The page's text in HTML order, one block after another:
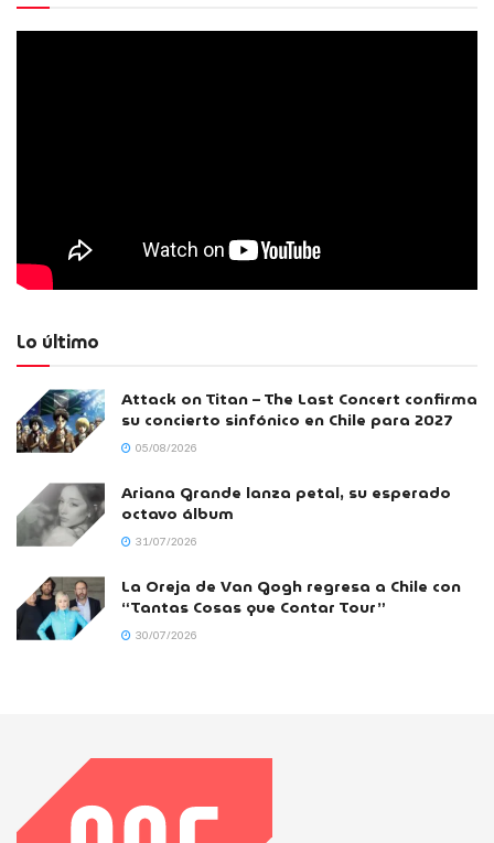
Lo último
Attack on Titan – The Last Concert confirma
su concierto sinfónico en Chile para 2027
05/08/2026
Ariana Grande lanza petal, su esperado
octavo álbum
31/07/2026
La Oreja de Van Gogh regresa a Chile con
“Tantas Cosas que Contar Tour”
30/07/2026